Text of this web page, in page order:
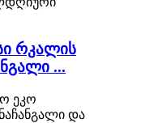
რკალის
...